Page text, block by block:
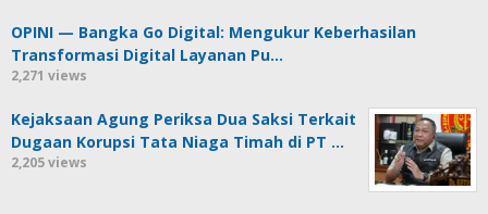
OPINI — Bangka Go Digital: Mengukur Keberhasilan
Transformasi Digital Layanan Pu…
2,271 views
Kejaksaan Agung Periksa Dua Saksi Terkait
Dugaan Korupsi Tata Niaga Timah di PT …
2,205 views